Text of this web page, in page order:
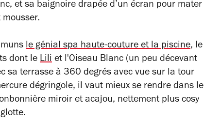
et sa baignoire drapée d’un écran pour mater
le génial spa haute-couture et la piscine, le
dont le Lili et l'Oiseau Blanc (un peu décevant
sa terrasse à 360 degrés avec vue sur la tour
dégringole, il vaut mieux se rendre dans le
miroir et acajou, nettement plus cosy